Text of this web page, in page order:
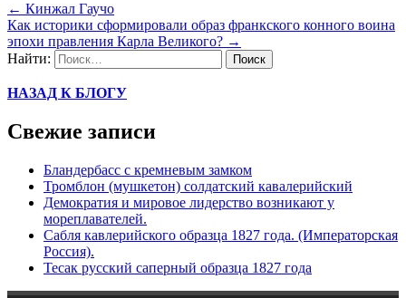
← Кинжал Гаучо
Как историки сформировали образ франкского конного воина
эпохи правления Карла Великого? →
Найти:
НАЗАД К БЛОГУ
Свежие записи
Бландербасс с кремневым замком
Тромблон (мушкетон) солдатский кавалерийский
Демократия и мировое лидерство возникают у
мореплавателей.
Сабля кавлерийского образца 1827 года. (Императорская
Россия).
Тесак русский саперный образца 1827 года